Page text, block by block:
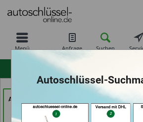
Menü Anfrage Suchen
AutoSchlüssel BerliN (in
Berlin)
Händlerprofil
Schlüssel-Welt bei
Meister Grüner (in
München)
Autoschlüssel-